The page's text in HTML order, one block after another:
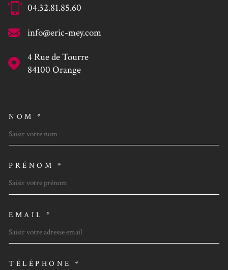
04.32.81.85.60
info@eric-mey.com
4 Rue de Tourre
84100
Orange
NOM *
PRÉNOM *
EMAIL *
TÉLÉPHONE *